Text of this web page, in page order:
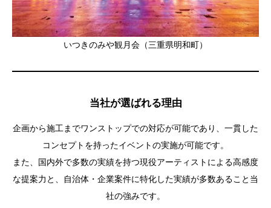
いつきのみや観月会（三重県明和町）
当社が選ばれる理由
企画から施工までワンストップでの対応が可能であり、一貫した
コンセプトを持ったイベントの実施が可能です。
また、国内外で多数の実績を持つ現役アーティストによる高感度
な提案力と、自治体・企業案件に特化した実績が多数あること当
社の強みです。